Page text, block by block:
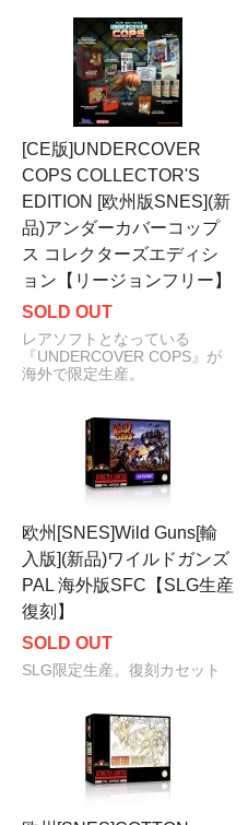
[CE版]UNDERCOVER
COPS COLLECTOR'S
EDITION [欧州版SNES](新
品)アンダーカバーコップ
ス コレクターズエディシ
ョン【リージョンフリー】
SOLD OUT
レアソフトとなっている
『UNDERCOVER COPS』が
海外で限定生産。
欧州[SNES]Wild Guns[輸
入版](新品)ワイルドガンズ
PAL 海外版SFC【SLG生産
復刻】
SOLD OUT
SLG限定生産。復刻カセット